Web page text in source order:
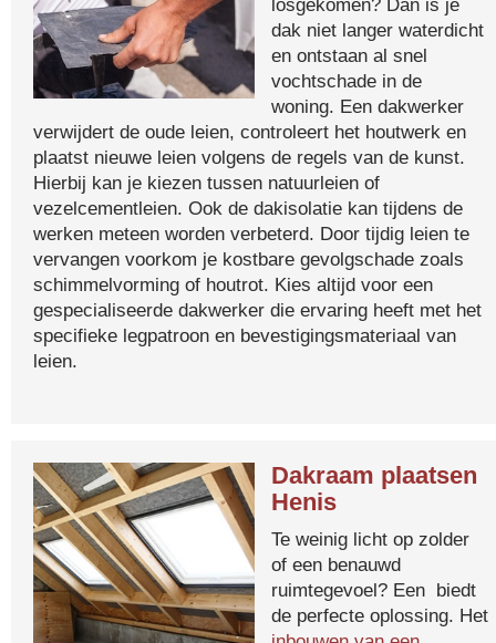
losgekomen? Dan is je
dak niet langer waterdicht
en ontstaan al snel
vochtschade in de
woning. Een dakwerker
verwijdert de oude leien, controleert het houtwerk en
plaatst nieuwe leien volgens de regels van de kunst.
Hierbij kan je kiezen tussen natuurleien of
vezelcementleien. Ook de dakisolatie kan tijdens de
werken meteen worden verbeterd. Door tijdig leien te
vervangen voorkom je kostbare gevolgschade zoals
schimmelvorming of houtrot. Kies altijd voor een
gespecialiseerde dakwerker die ervaring heeft met het
specifieke legpatroon en bevestigingsmateriaal van
leien.
Dakraam plaatsen
Henis
Te weinig licht op zolder
of een benauwd
ruimtegevoel? Een biedt
de perfecte oplossing. Het